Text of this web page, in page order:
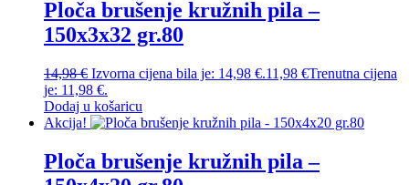
Ploča brušenje kružnih pila –
150x3x32 gr.80
14,98€ Izvorna cijena bila je: 14,98 €.11,98 €Trenutna cijena
je: 11,98 €.
Dodaj u košaricu
Akcija!
Ploča brušenje kružnih pila –